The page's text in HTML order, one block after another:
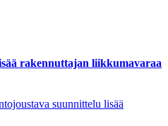
rakennuttajan liikkumavaraa
suunnittelu lisää